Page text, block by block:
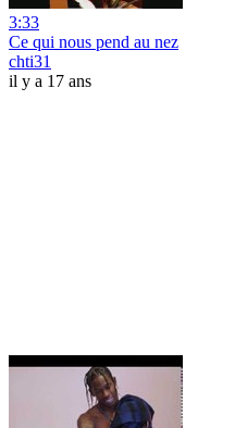
3:33
Ce qui nous pend au nez
chti31
il y a 17 ans